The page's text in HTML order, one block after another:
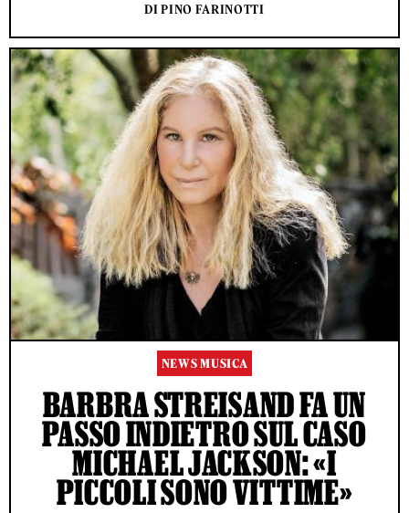
DI PINO FARINOTTI
NEWS MUSICA
BARBRA STREISAND FA UN
PASSO INDIETRO SUL CASO
MICHAEL JACKSON: «I
PICCOLI SONO VITTIME»